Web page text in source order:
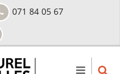
071 84 05 67